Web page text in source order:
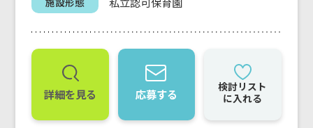
詳細を見る 応募する
検討リスト
に入れる